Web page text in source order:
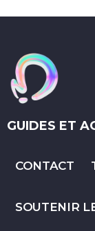
GUIDES ET
CONTACT
SOUTENIR